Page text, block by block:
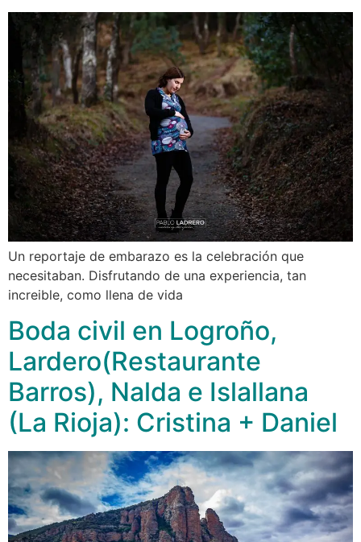
Un reportaje de embarazo es la celebración que
necesitaban. Disfrutando de una experiencia, tan
increible, como llena de vida
Boda civil en Logroño,
Lardero(Restaurante
Barros), Nalda e Islallana
(La Rioja): Cristina + Daniel